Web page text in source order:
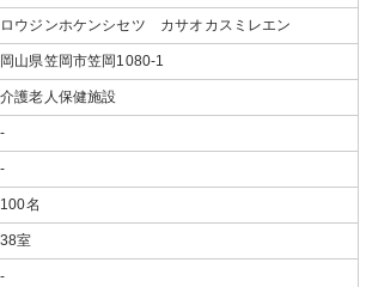
ロウジンホケンシセツ カサオカスミレエン
岡山県笠岡市笠岡1080-1
介護老人保健施設
-
-
100名
38室
-